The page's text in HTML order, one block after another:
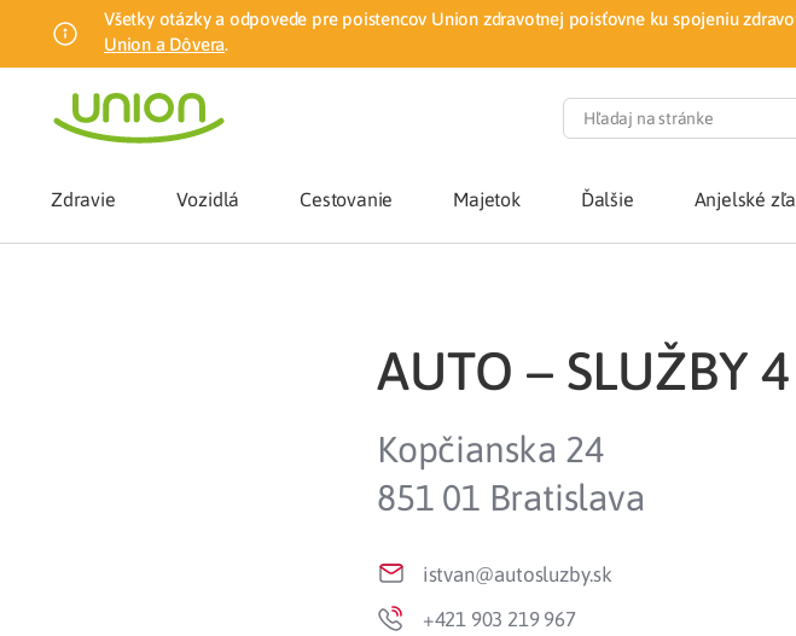
Všetky otázky a odpovede pre poistencov Union zdravotnej poisťovne ku spojeniu
Union a Dôvera.
Zdravie
Zmena zdravotnej poisťovne
Union mobilná aplikácia
Poistenie novorodenca v pohodlí domova
Zdravotné poistenie pre cudzincov
Vozidlá Cestovanie Majetok Ďalšie Anjelské
AUTO – SLUŽBY
Kopčianska 24
851 01 Bratislava
istvan@autosluzby.sk
+421 903 219 967